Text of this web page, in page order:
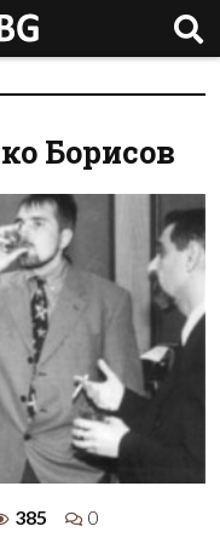
Борисов
385 0